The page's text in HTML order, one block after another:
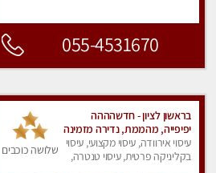
055-4531670
בראשון לציון - חדשהההה
יפיפייה, מהממת, נדירה מזמינה
אותך לעיסוי איכותי, מקצועי,
באווירה רגועה עם המון סבלנות.
עיסוי אירוודה, עיסוי מקצועי, עיסוי
בקליניקה פרטית, עיסוי טנטרה,
שלושה כוכבים